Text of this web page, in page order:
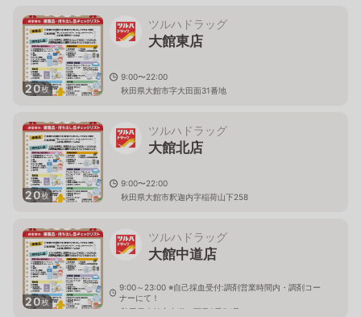
20枚
ツルハドラッグ
大館東店
9:00〜22:00
秋田県大館市字大田面31番地
20枚
ツルハドラッグ
大館北店
9:00〜22:00
秋田県大館市釈迦内字稲荷山下258
20枚
ツルハドラッグ
大館中道店
9:00～23:00 ※自己採血受付:調剤営業時間内・調剤コー
ナーにて！
秋田県大館市中道二丁目2番54号